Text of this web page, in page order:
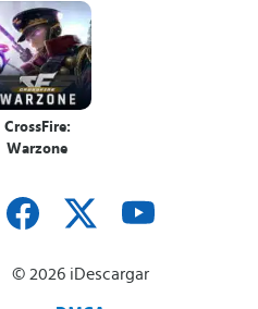
CrossFire:
Warzone
© 2026 iDescargar